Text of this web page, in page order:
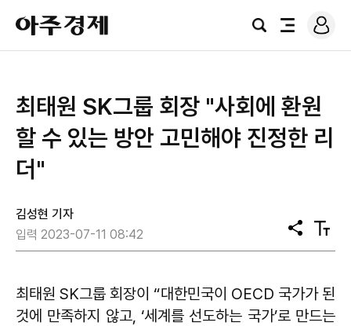
아
주
경
검
전
로
그
최태원 SK그룹 회장 "사회에 환원
할 수 있는 방안 고민해야 진정한 리
더"
김성현 기자
입력 2023-07-11 08:42
공
유
텍
스
기
최태원 SK그룹 회장이 “대한민국이 OECD 국가가 된
것에 만족하지 않고, ‘세계를 선도하는 국가’로 만드는